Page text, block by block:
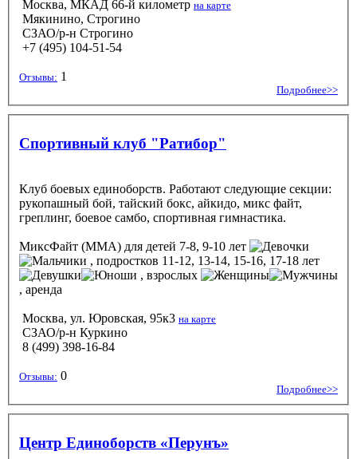
Москва, МКАД 66-й километр на карте
Мякинино, Строгино
СЗАО/р-н Строгино
+7 (495) 104-51-54
Отзывы: 1
Подробнее>>
Спортивный клуб "Ратибор"
Клуб боевых единоборств. Работают следующие секции:
рукопашный бой, тайский бокс, айкидо, микс файт,
греплинг, боевое самбо, спортивная гимнастика.
МиксФайт (ММА) для детей 7-8, 9-10 лет
, подростков 11-12, 13-14, 15-16, 17-18 лет
, взрослых
, аренда
Москва, ул. Юровская, 95к3 на карте
СЗАО/р-н Куркино
8 (499) 398-16-84
Отзывы: 0
Подробнее>>
Центр Единоборств «Перунъ»